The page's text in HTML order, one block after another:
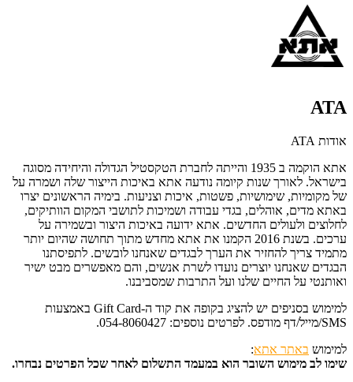
ATA
אודות ATA
אתא הוקמה ב 1935 והייתה לחברת הטקסטיל הגדולה והיחידה מסוגה
בישראל. לאורך שנות קיומה נודעה אתא באיכות הייצור שלה ושמרה על
של מקומיות, שימושיות, פשטות, איכות וצניעות. בימיה הראשונים יצרו
באתא מדים, אוהלים, בגדי עבודה ושמיכות לתושבי המקום הוותיקים,
לחלוצים ולעולים החדשים. אתא ידועה באיכות היצור ובשמירה על
ערכים. בשנת 2016 הקמנו את אתא מחדש מתוך תחושה שהיום יותר
מתמיד צריך להחזיר את הערך לבגדים שאנחנו לובשים. לתפיסתנו
הבגדים שאנחנו יוצרים נועדו לשרת אנשים, והם מאפשרים מבט ישיר
ואותנטי על החיים שלנו ועל התרבות שמסביבנו.
למימוש בסניפים יש להציג בקופה את קוד ה-Gift Card באמצעות
SMS/מייל/דף מודפס. לפרטים נוספים: 054-8060427.
למימוש באתר אתא:
שימו לב מימוש השובר הוא במעמד התשלום לאחר שכל הפרטים נבחרו.